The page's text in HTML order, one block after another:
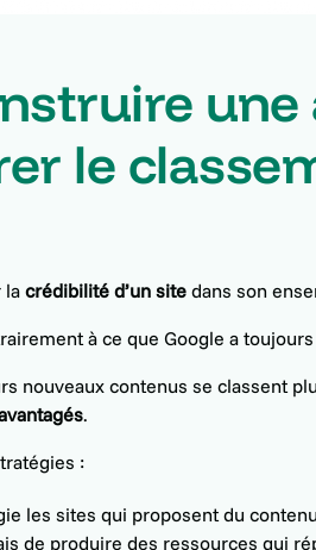
le
lacrédibilité d’un site dans son
à ce que Google a
nouveaux contenus se classent
.
:
les sites qui proposent du
de produire des ressources qui